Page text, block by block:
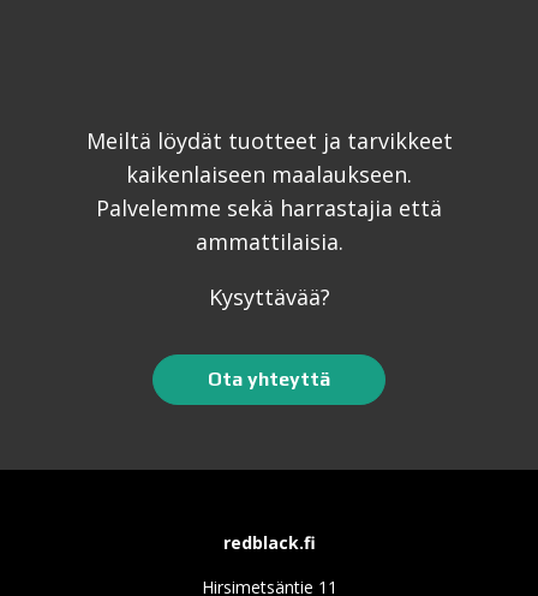
Meiltä löydät tuotteet ja tarvikkeet
kaikenlaiseen maalaukseen.
Palvelemme sekä harrastajia että
ammattilaisia.
Kysyttävää?
Ota yhteyttä
redblack.fi
Hirsimetsäntie 11